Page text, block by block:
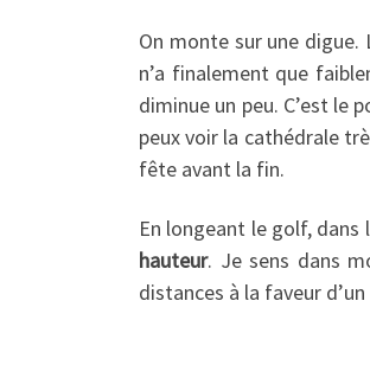
On monte sur une digue.
n’a finalement que
diminue un peu. C’est le
peux voir la cathédrale
fête avant la fin.
En longeant le golf,
hauteur. Je sens dans
distances à la faveur